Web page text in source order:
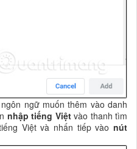
ngữ muốn thêm vào danh
nhập tiếng Việtvào thanh tìm
Việt và nhấn tiếp vào nút